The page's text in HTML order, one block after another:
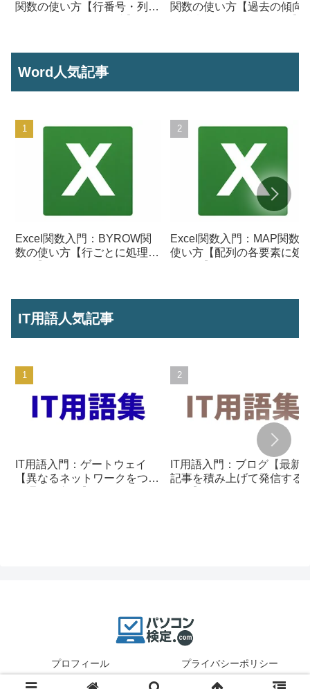
関数の使い方【行番号・列番
関数の使い方【過去の傾向
Word人気記事
Excel関数入門：BYROW関
数の使い方【行ごとに処理を
Excel関数入門：MAP関数の
使い方【配列の各要素に処
IT用語人気記事
IT用語入門：ゲートウェイ
【異なるネットワークをつな
IT用語入門：ブログ【最新
記事を積み上げて発信する
プロフィール プライバシーポリシー